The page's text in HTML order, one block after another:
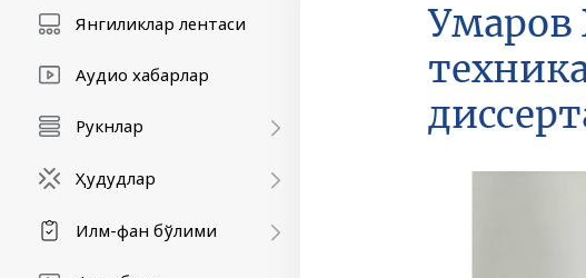
Янгиликлар лентаси
Аудио хабарлар
Рукнлар
Ҳудудлар
Илм-фан бўлими
Умаров